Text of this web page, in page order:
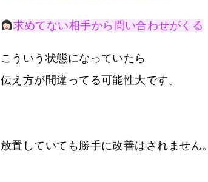
求めてない相手から問い合わせがくる
こういう状態になっていたら
伝え方が間違ってる可能性大です。
放置していても勝手に改善はされません。